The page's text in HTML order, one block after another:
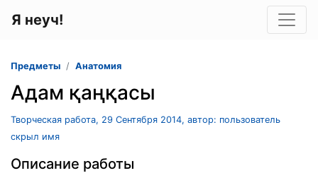
Я неуч!
Предметы Анатомия
Адам қаңқасы
Творческая работа, 29 Сентября 2014, автор: пользователь
скрыл имя
Описание работы